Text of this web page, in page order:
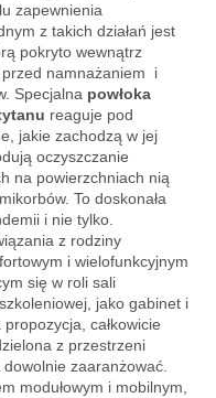
zapewnienia
z takich działań jest
pokryto wewnątrz
przed namnażaniem i
Specjalna powłoka
reaguje pod
jakie zachodzą w jej
oczyszczanie
na powierzchniach nią
To doskonała
i nie tylko.
z rodziny
i wielofunkcyjnym
się w roli sali
jako gabinet i
całkowicie
z przestrzeni
zaaranżować.
modułowym i mobilnym,